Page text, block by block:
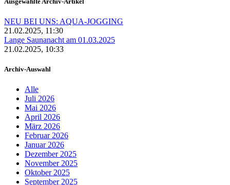
NEU BEI UNS: AQUA-JOGGING
21.02.2025, 11:30
Lange Saunanacht am 01.03.2025
21.02.2025, 10:33
Archiv-Auswahl
Alle
Juli 2026
Mai 2026
April 2026
März 2026
Februar 2026
Januar 2026
Dezember 2025
November 2025
Oktober 2025
September 2025